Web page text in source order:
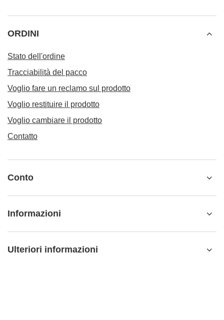
ORDINI
Stato dell'ordine
Tracciabilità del pacco
Voglio fare un reclamo sul prodotto
Voglio restituire il prodotto
Voglio cambiare il prodotto
Contatto
Conto
Informazioni
Ulteriori informazioni